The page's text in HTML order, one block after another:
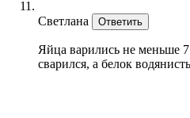
Светлана Ответить
Яйца варились не меньше
сварился, а белок